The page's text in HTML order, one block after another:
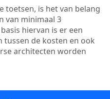
toetsen, is het van belang
van minimaal 3
hiervan is er een
tussen de kosten en ook
architecten worden